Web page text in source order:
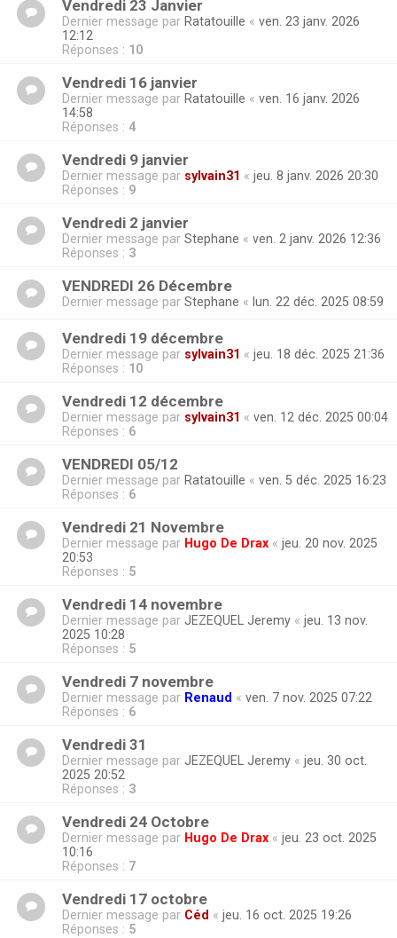
Vendredi 23 Janvier
Dernier message par Ratatouille « ven. 23 janv. 2026
12:12
Réponses : 10
Vendredi 16 janvier
Dernier message par Ratatouille « ven. 16 janv. 2026
14:58
Réponses : 4
Vendredi 9 janvier
Dernier message par sylvain31 « jeu. 8 janv. 2026 20:30
Réponses : 9
Vendredi 2 janvier
Dernier message par Stephane « ven. 2 janv. 2026 12:36
Réponses : 3
VENDREDI 26 Décembre
Dernier message par Stephane « lun. 22 déc. 2025 08:59
Vendredi 19 décembre
Dernier message par sylvain31 « jeu. 18 déc. 2025 21:36
Réponses : 10
Vendredi 12 décembre
Dernier message par sylvain31 « ven. 12 déc. 2025 00:04
Réponses : 6
VENDREDI 05/12
Dernier message par Ratatouille « ven. 5 déc. 2025 16:23
Réponses : 6
Vendredi 21 Novembre
Dernier message par Hugo De Drax « jeu. 20 nov. 2025
20:53
Réponses : 5
Vendredi 14 novembre
Dernier message par JEZEQUEL Jeremy « jeu. 13 nov.
2025 10:28
Réponses : 5
Vendredi 7 novembre
Dernier message par Renaud « ven. 7 nov. 2025 07:22
Réponses : 6
Vendredi 31
Dernier message par JEZEQUEL Jeremy « jeu. 30 oct.
2025 20:52
Réponses : 3
Vendredi 24 Octobre
Dernier message par Hugo De Drax « jeu. 23 oct. 2025
10:16
Réponses : 7
Vendredi 17 octobre
Dernier message par Céd « jeu. 16 oct. 2025 19:26
Réponses : 5